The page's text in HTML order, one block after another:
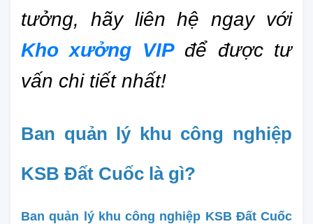
tưởng, hãy liên hệ ngay với
Kho xưởng VIP để được tư
vấn chi tiết nhất!
Ban quản lý khu công nghiệp
KSB Đất Cuốc là gì?
Ban quản lý khu công nghiệp KSB Đất Cuốc